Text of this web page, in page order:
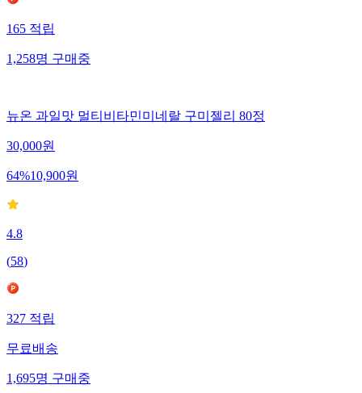
165적립
1,258명구매중
뉴온 과일맛 멀티비타민미네랄 구미젤리 80정
30,000원
64%10,900원
4.8
(58)
327적립
무료배송
1,695명구매중